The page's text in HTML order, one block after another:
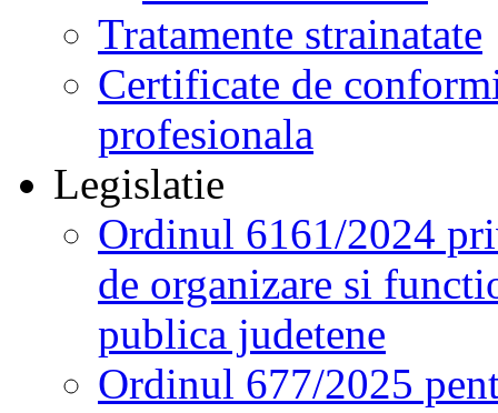
Tratamente strainatate
Certificate de
profesionala
Legislatie
Ordinul 6161/2024
de organizare si
publica judetene
Ordinul 677/2025